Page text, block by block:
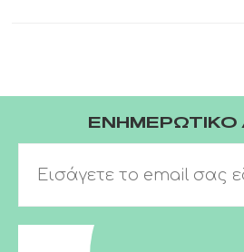
ΕΝΗΜΕΡΩΤΙΚΟ